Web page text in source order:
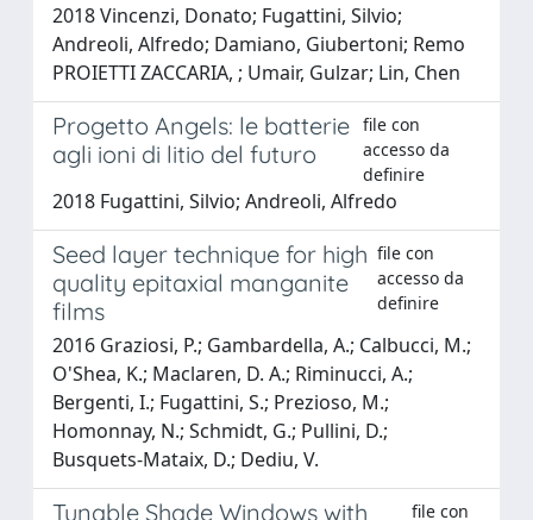
2018 Vincenzi, Donato; Fugattini, Silvio;
Andreoli, Alfredo; Damiano, Giubertoni; Remo
PROIETTI ZACCARIA, ; Umair, Gulzar; Lin, Chen
Progetto Angels: le batterie
agli ioni di litio del futuro
file con
accesso da
definire
2018 Fugattini, Silvio; Andreoli, Alfredo
Seed layer technique for high
quality epitaxial manganite
films
file con
accesso da
definire
2016 Graziosi, P.; Gambardella, A.; Calbucci, M.;
O'Shea, K.; Maclaren, D. A.; Riminucci, A.;
Bergenti, I.; Fugattini, S.; Prezioso, M.;
Homonnay, N.; Schmidt, G.; Pullini, D.;
Busquets-Mataix, D.; Dediu, V.
Tunable Shade Windows with file con